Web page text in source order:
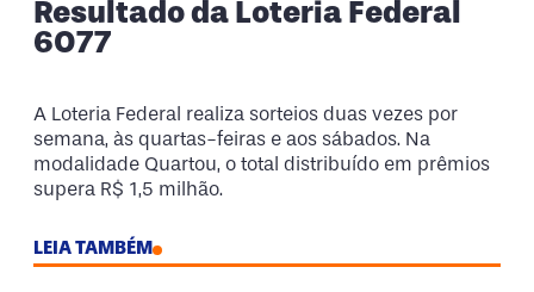
Resultado da Loteria Federal
6077
A Loteria Federal realiza sorteios duas vezes por
semana, às quartas-feiras e aos sábados. Na
modalidade Quartou, o total distribuído em prêmios
supera R$ 1,5 milhão.
LEIA TAMBÉM